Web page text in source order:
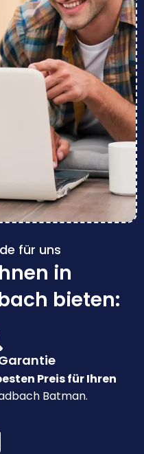
für uns
in
bieten:
Preis für Ihren
Batman.